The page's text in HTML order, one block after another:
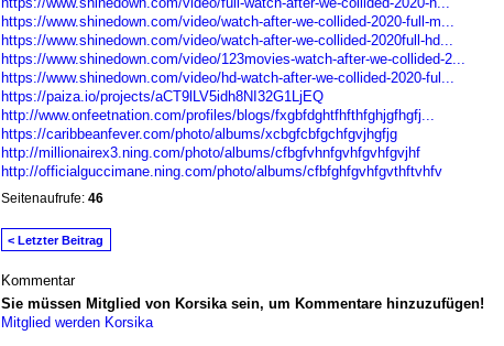
https://www.shinedown.com/video/watch-after-we-collided-2020-full-m...
https://www.shinedown.com/video/watch-after-we-collided-2020full-hd...
https://www.shinedown.com/video/123movies-watch-after-we-collided-2...
https://www.shinedown.com/video/hd-watch-after-we-collided-2020-ful...
https://paiza.io/projects/aCT9lLV5idh8NI32G1LjEQ
http://www.onfeetnation.com/profiles/blogs/fxgbfdghtfhfthfghjgfhgfj...
https://caribbeanfever.com/photo/albums/xcbgfcbfgchfgvjhgfjg
http://millionairex3.ning.com/photo/albums/cfbgfvhnfgvhfgvhfgvjhf
http://officialguccimane.ning.com/photo/albums/cfbfghfgvhfgvthftvhfv
Seitenaufrufe: 46
< Letzter Beitrag
Kommentar
Sie müssen Mitglied von Korsika sein, um Kommentare hinzuzufügen!
Mitglied werden Korsika